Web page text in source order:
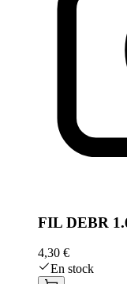
FIL DEBR
4,30 €
En stock